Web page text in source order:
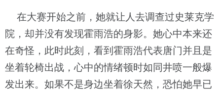
在大赛开始之前，她就让人去调查过史莱克学
院，却并没有发现霍雨浩的身影。她心中本来还
在奇怪，此时此刻，看到霍雨浩代表唐门并且是
坐着轮椅出战，心中的情绪顿时如同井喷一般爆
发出来。如果不是身边坐着徐天然，恐怕她早已